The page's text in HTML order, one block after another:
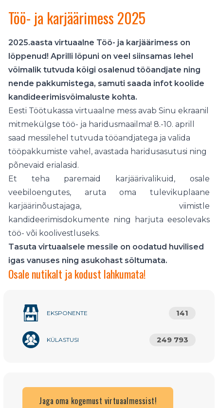
Kohtumiseni 2026.aastal!
Töö- ja karjäärimess 2025
2025.aasta virtuaalne Töö- ja karjäärimess on
lõppenud! Aprilli lõpuni on veel siinsamas lehel
võimalik tutvuda kõigi osalenud tööandjate ning
nende pakkumistega, samuti saada infot koolide
kandideerimisvõimaluste kohta.
Eesti Töötukassa virtuaalne mess avab Sinu ekraanil
mitmekülgse töö- ja haridusmaailma! 8.-10. aprill
saad messilehel tutvuda tööandjatega ja valida
tööpakkumiste vahel, avastada haridusasutusi ning
põnevaid erialasid.
Et teha paremaid karjäärivalikuid, osale
veebiloengutes, aruta oma tulevikuplaane
karjäärinõustajaga, viimistle
kandideerimisdokumente ning harjuta eesolevaks
töö- või koolivestluseks.
Tasuta virtuaalsele messile on oodatud huvilised
igas vanuses ning asukohast sõltumata.
Osale nutikalt ja kodust lahkumata!
EKSPONENTE 141
KÜLASTUSI 249 793
Jaga oma kogemust virtuaalmessist!